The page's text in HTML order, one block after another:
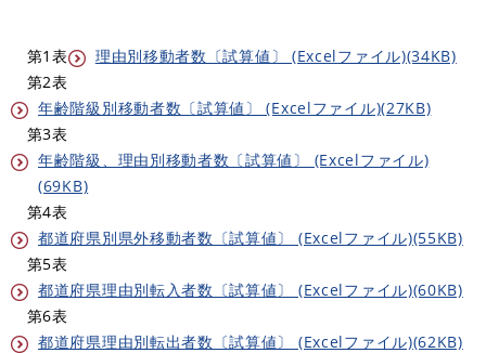
第1表
理由別移動者数〔試算値〕 (Excelファイル)(34KB)
第2表
年齢階級別移動者数〔試算値〕 (Excelファイル)(27KB)
第3表
年齢階級、理由別移動者数〔試算値〕 (Excelファイル)
(69KB)
第4表
都道府県別県外移動者数〔試算値〕 (Excelファイル)(55KB)
第5表
都道府県理由別転入者数〔試算値〕 (Excelファイル)(60KB)
第6表
都道府県理由別転出者数〔試算値〕 (Excelファイル)(62KB)